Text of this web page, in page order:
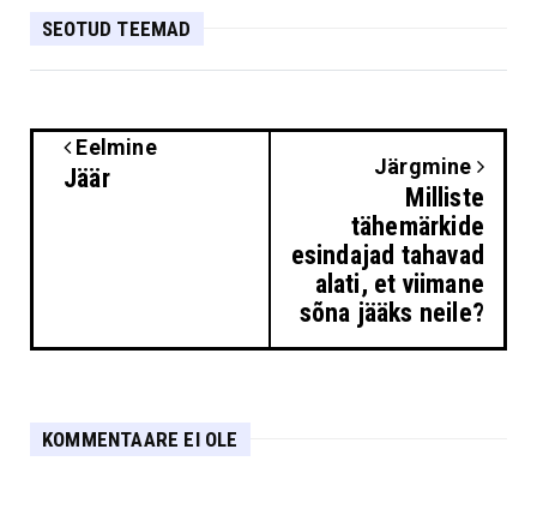
SEOTUD TEEMAD
Eelmine
Jäär Järgmine
Milliste
tähemärkide
esindajad tahavad
alati, et viimane
sõna jääks neile?
KOMMENTAARE EI OLE